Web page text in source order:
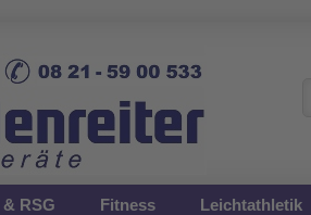
RSG Fitness Leichtathletik